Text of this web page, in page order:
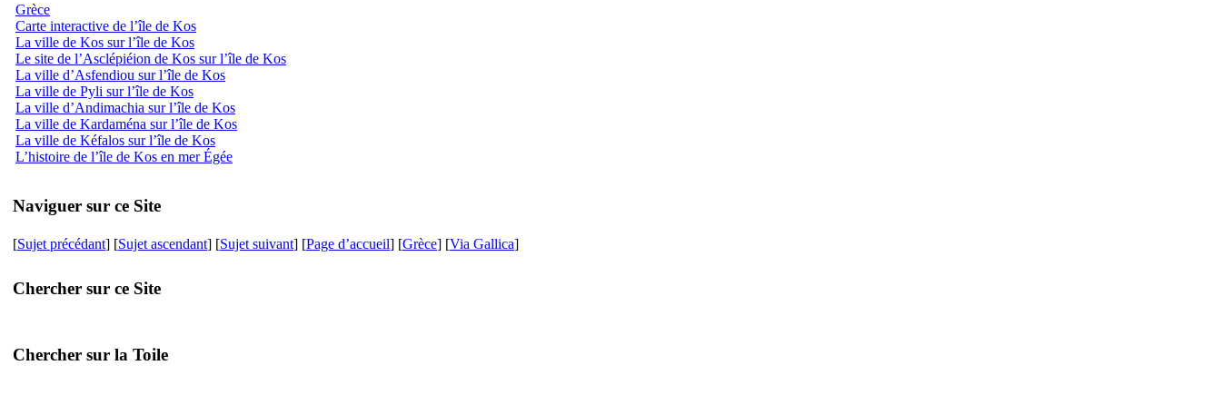
Grèce
Carte interactive de l’île de Kos
La ville de Kos sur l’île de Kos
Le site de l’Asclépiéion de Kos sur l’île de Kos
La ville d’Asfendiou sur l’île de Kos
La ville de Pyli sur l’île de Kos
La ville d’Andimachia sur l’île de Kos
La ville de Kardaména sur l’île de Kos
La ville de Kéfalos sur l’île de Kos
L’histoire de l’île de Kos en mer Égée
Naviguer sur ce Site
[Sujet précédant] [Sujet ascendant] [Sujet suivant] [Page d’accueil] [Grèce] [Via Gallica]
Chercher sur ce Site
Chercher sur la Toile